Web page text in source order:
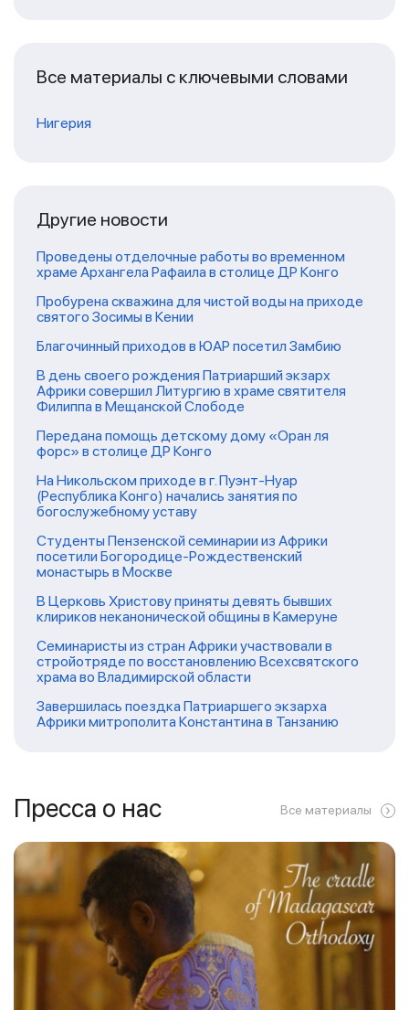
Все материалы с ключевыми словами
Нигерия
Другие новости
Проведены отделочные работы во временном
храме Архангела Рафаила в столице ДР Конго
Пробурена скважина для чистой воды на приходе
святого Зосимы в Кении
Благочинный приходов в ЮАР посетил Замбию
В день своего рождения Патриарший экзарх
Африки совершил Литургию в храме святителя
Филиппа в Мещанской Слободе
Передана помощь детскому дому «Оран ля
форс» в столице ДР Конго
На Никольском приходе в г. Пуэнт-Нуар
(Республика Конго) начались занятия по
богослужебному уставу
Студенты Пензенской семинарии из Африки
посетили Богородице-Рождественский
монастырь в Москве
В Церковь Христову приняты девять бывших
клириков неканонической общины в Камеруне
Семинаристы из стран Африки участвовали в
стройотряде по восстановлению Всехсвятского
храма во Владимирской области
Завершилась поездка Патриаршего экзарха
Африки митрополита Константина в Танзанию
Пресса о нас Все материалы